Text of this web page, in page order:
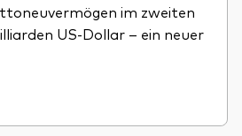
im zweiten
US-Dollar – ein neuer